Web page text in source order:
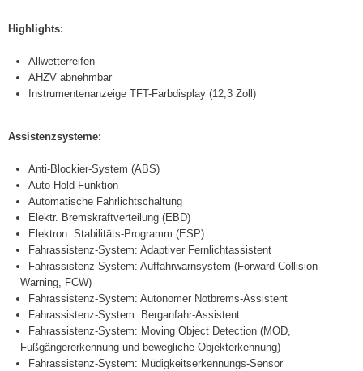
Highlights:
Allwetterreifen
AHZV abnehmbar
Instrumentenanzeige TFT-Farbdisplay (12,3 Zoll)
Assistenzsysteme:
Anti-Blockier-System (ABS)
Auto-Hold-Funktion
Automatische Fahrlichtschaltung
Elektr. Bremskraftverteilung (EBD)
Elektron. Stabilitäts-Programm (ESP)
Fahrassistenz-System: Adaptiver Fernlichtassistent
Fahrassistenz-System: Auffahrwarnsystem (Forward Collision
Warning, FCW)
Fahrassistenz-System: Autonomer Notbrems-Assistent
Fahrassistenz-System: Berganfahr-Assistent
Fahrassistenz-System: Moving Object Detection (MOD,
Fußgängererkennung und bewegliche Objekterkennung)
Fahrassistenz-System: Müdigkeitserkennungs-Sensor